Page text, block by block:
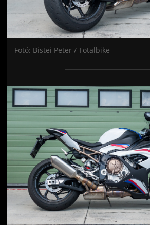
Fotó: Bistei Peter / Totalbike
Jön még kép!